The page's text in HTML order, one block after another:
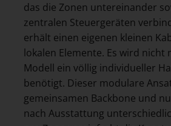
das die Zonen untereinander
zentralen Steuergeräten
erhält einen eigenen kleinen
lokalen Elemente. Es wird nicht
Modell ein völlig individueller
benötigt. Dieser modulare
gemeinsamen Backbone und
nach Ausstattung